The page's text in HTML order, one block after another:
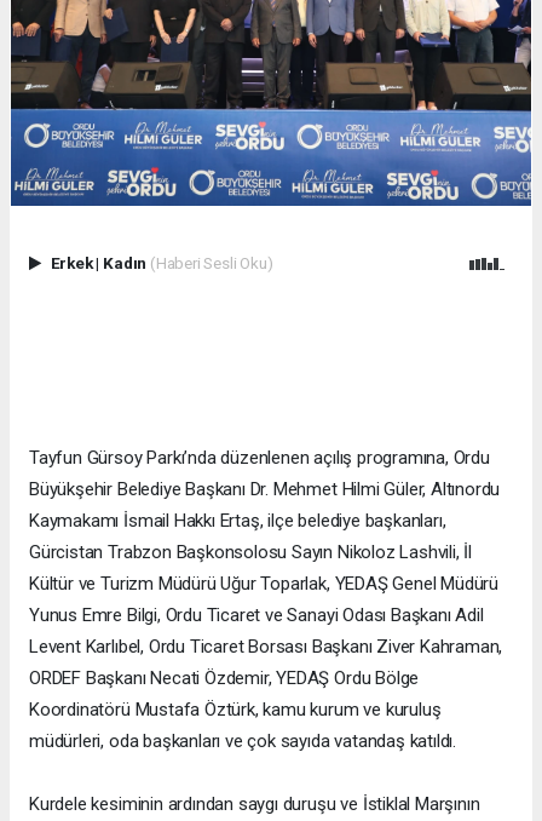
Erkek| Kadın (Haberi Sesli Oku)
Tayfun Gürsoy Parkı’nda düzenlenen açılış programına, Ordu
Büyükşehir Belediye Başkanı Dr. Mehmet Hilmi Güler, Altınordu
Kaymakamı İsmail Hakkı Ertaş, ilçe belediye başkanları,
Gürcistan Trabzon Başkonsolosu Sayın Nikoloz Lashvili, İl
Kültür ve Turizm Müdürü Uğur Toparlak, YEDAŞ Genel Müdürü
Yunus Emre Bilgi, Ordu Ticaret ve Sanayi Odası Başkanı Adil
Levent Karlıbel, Ordu Ticaret Borsası Başkanı Ziver Kahraman,
ORDEF Başkanı Necati Özdemir, YEDAŞ Ordu Bölge
Koordinatörü Mustafa Öztürk, kamu kurum ve kuruluş
müdürleri, oda başkanları ve çok sayıda vatandaş katıldı.
Kurdele kesiminin ardından saygı duruşu ve İstiklal Marşının